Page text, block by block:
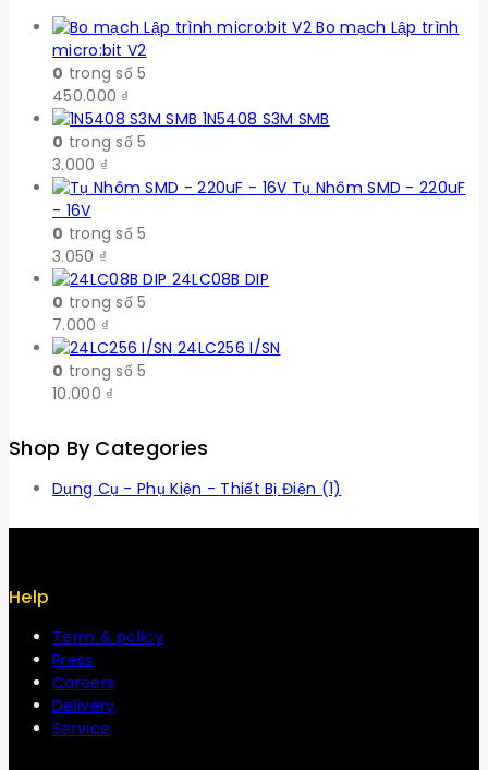
Bo mạch Lập trình
micro:bit V2
0 trong số 5
450.000 ₫
1N5408 S3M SMB
0 trong số 5
3.000 ₫
Tụ Nhôm SMD - 220uF
- 16V
0 trong số 5
3.050 ₫
24LC08B DIP
0 trong số 5
7.000 ₫
24LC256 I/SN
0 trong số 5
10.000 ₫
Shop By Categories
Dụng Cụ - Phụ Kiện - Thiết Bị Điện (1)
Help
Term & policy
Press
Careers
Delivery
Service